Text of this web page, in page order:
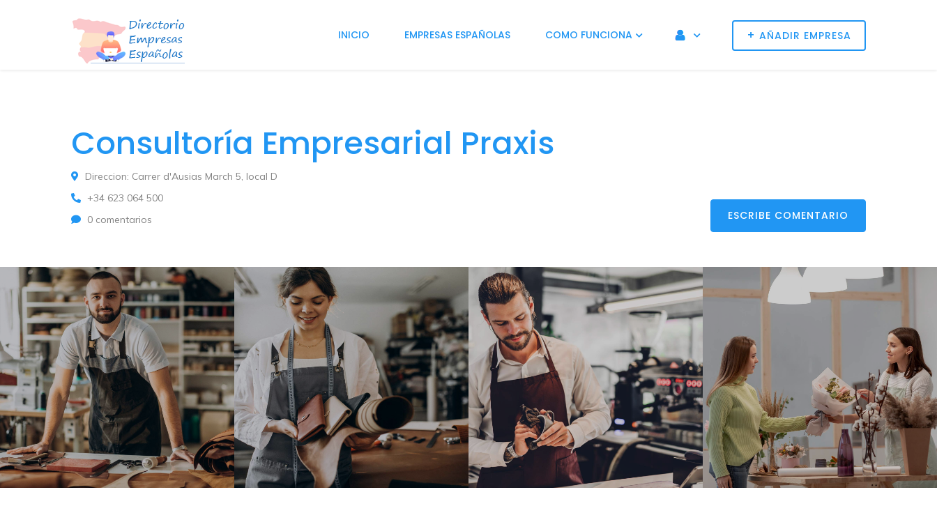
+ AÑADIR EMPRESA
INICIO EMPRESAS ESPAÑOLAS COMO FUNCIONA
Consultoría Empresarial Praxis
Direccion: Carrer d'Ausias March 5, local D
+34 623 064 500
0 comentarios
ESCRIBE COMENTARIO